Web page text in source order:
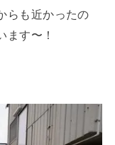
らも近かったの
ます〜！